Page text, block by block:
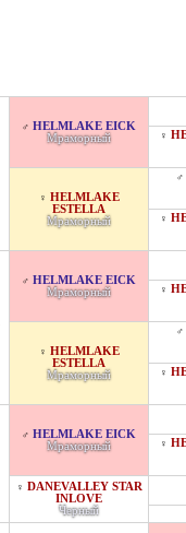
♂ HELMLAKE EICK
Мраморный
♀
♀ HELMLAKE
ESTELLA
Мраморный
♂
♀
♂ HELMLAKE EICK
Мраморный
♀
♀ HELMLAKE
ESTELLA
Мраморный
♂
♀
♂ HELMLAKE EICK
Мраморный
♀
♀ DANEVALLEY STAR
INLOVE
Черный